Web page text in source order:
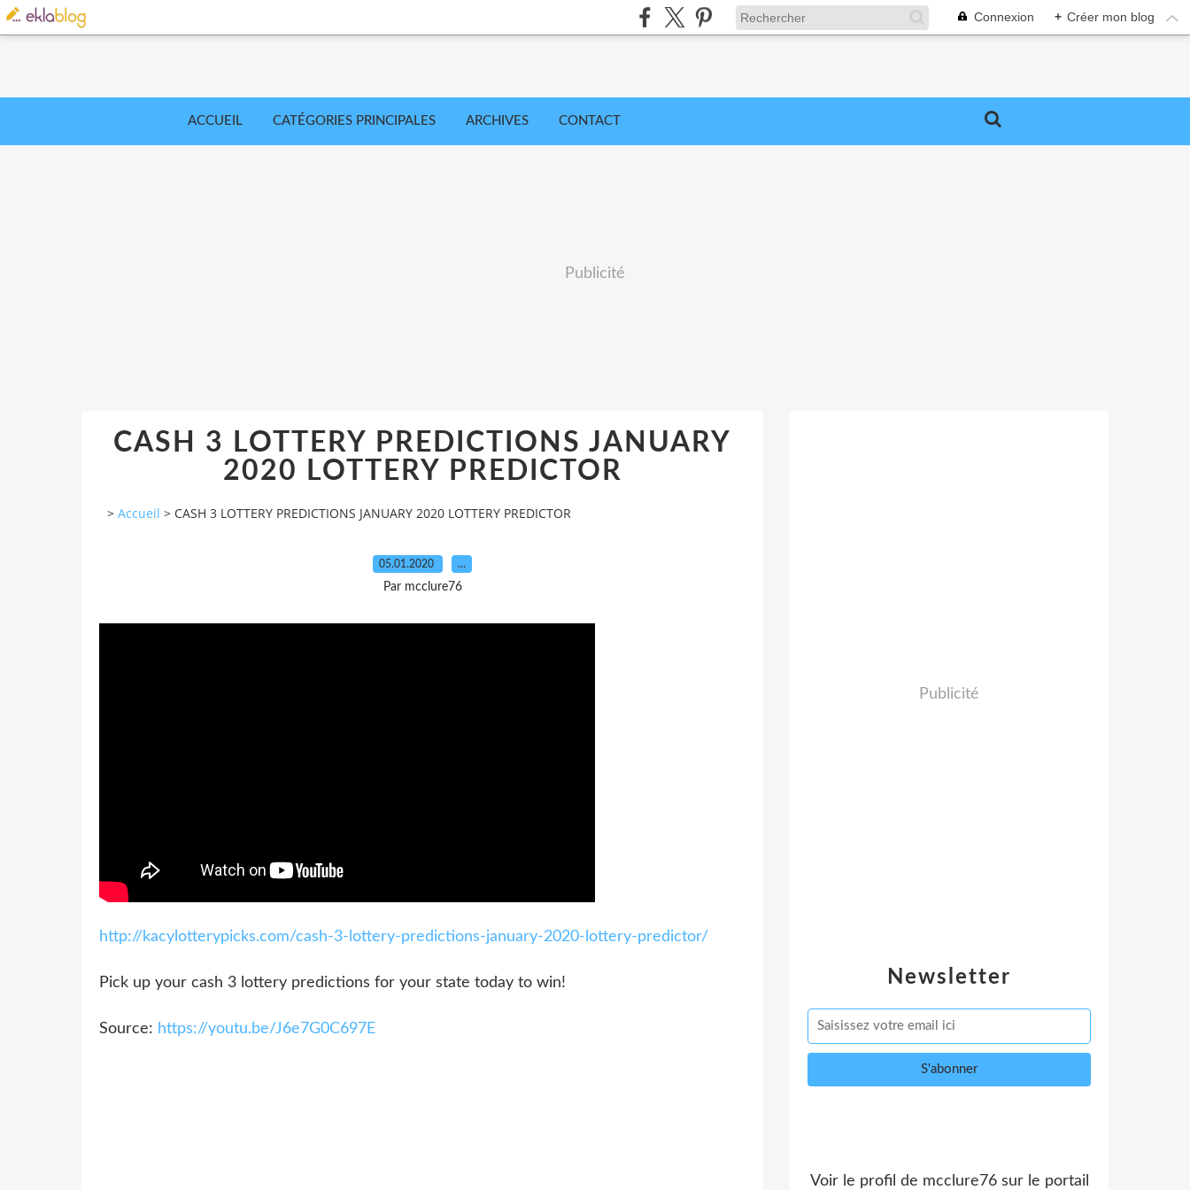
Connexion + Créer mon blog
ACCUEIL CATÉGORIES PRINCIPALES ARCHIVES CONTACT
Publicité
CASH 3 LOTTERY PREDICTIONS JANUARY
2020 LOTTERY PREDICTOR
> Accueil > CASH 3 LOTTERY PREDICTIONS JANUARY 2020 LOTTERY PREDICTOR
05.01.2020 …
Par mcclure76
http://kacylotterypicks.com/cash-3-lottery-predictions-january-2020-lottery-predictor/
Pick up your cash 3 lottery predictions for your state today to win!
Source: https://youtu.be/J6e7G0C697E
Newsletter
Publicité
Voir le profil de mcclure76sur le portail